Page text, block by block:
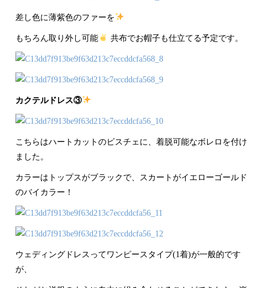
差し色に薄紫色のファーを
もちろん取り外し可能 共布でお帽子も仕立てる予定です。
カクテルドレス③
こちらはハートカットのビスチェに、着脱可能なボレロを付け
ました。
カラーはトップスがブラックで、スカートがイエローゴールド
のバイカラー！
ウェディングドレスってワンピースタイプ(1着)が一般的です
が、